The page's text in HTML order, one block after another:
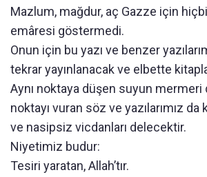
Mazlum, mağdur, aç Gazze için
emâresi göstermedi.
Onun için bu yazı ve benzer
tekrar yayınlanacak ve elbette
Aynı noktaya düşen suyun mermeri
noktayı vuran söz ve yazılarımız
ve nasipsiz vicdanları delecektir.
Niyetimiz budur:
Tesiri yaratan, Allah’tır.